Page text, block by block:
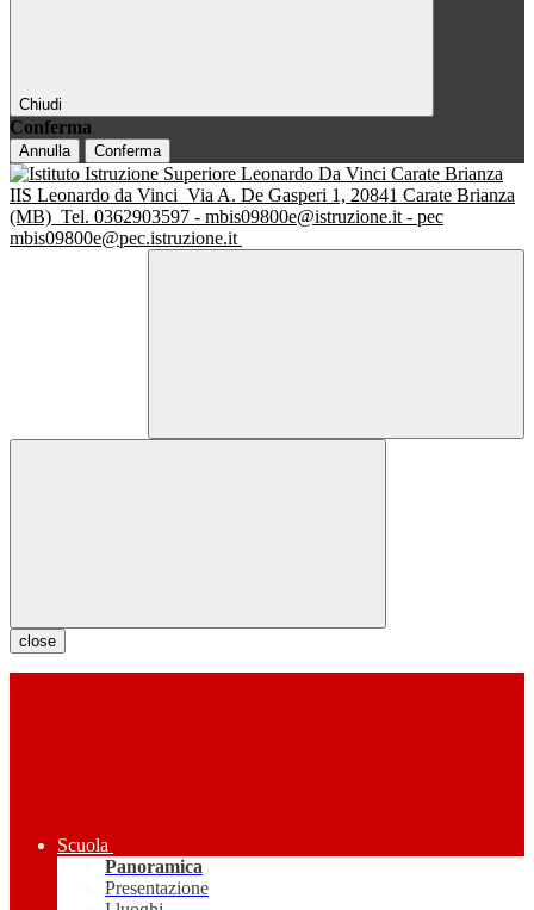
Chiudi
Conferma
Annulla Conferma
IIS Leonardo da Vinci Via A. De Gasperi 1, 20841 Carate Brianza
(MB) Tel. 0362903597 - mbis09800e@istruzione.it - pec
mbis09800e@pec.istruzione.it
close
Scuola
Panoramica
Presentazione